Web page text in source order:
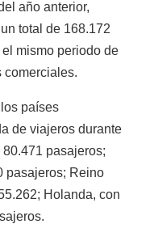
año anterior,
total de 168.172
mismo periodo de
comerciales.
países
de viajeros durante
pasajeros;
pasajeros; Reino
Holanda, con